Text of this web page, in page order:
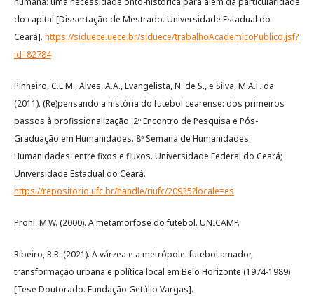
do capital [Dissertação de Mestrado. Universidade Estadual do
Ceará]. https://siduece.uece.br/siduece/trabalhoAcademicoPublico.jsf?
id=82784
Pinheiro, C.L.M., Alves, A.A., Evangelista, N. de S., e Silva, M.A.F. da
(2011). (Re)pensando a história do futebol cearense: dos primeiros
passos à profissionalização. 2º Encontro de Pesquisa e Pós-
Graduação em Humanidades. 8ª Semana de Humanidades.
Humanidades: entre fixos e fluxos. Universidade Federal do Ceará;
Universidade Estadual do Ceará.
https://repositorio.ufc.br/handle/riufc/20935?locale=es
Proni. M.W. (2000). A metamorfose do futebol. UNICAMP.
Ribeiro, R.R. (2021). A várzea e a metrópole: futebol amador,
transformação urbana e política local em Belo Horizonte (1974-1989)
[Tese Doutorado. Fundação Getúlio Vargas].